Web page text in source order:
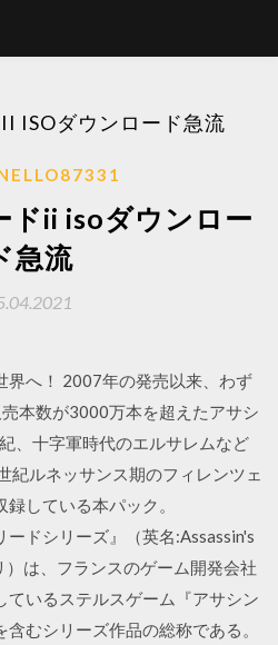
ISOダウンロード急流
ドii isoダウンロー
急流
界へ！ 2007年の発売以来、わず
本数が3000万本を超えたアサシ
、十字軍時代のエルサレムなど
紀ルネッサンス期のフィレンツェ
している本パック。
ドシリーズ』（英名:Assassin's
）は、フランスのゲーム開発会社
ているステルスゲーム『アサシン
むシリーズ作品の総称である。